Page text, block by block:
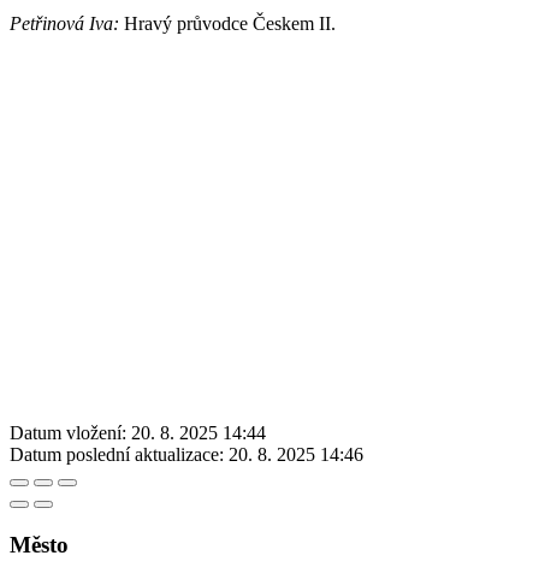
Petřinová Iva: Hravý průvodce Českem II.
Datum vložení: 20. 8. 2025 14:44
Datum poslední aktualizace: 20. 8. 2025 14:46
Město